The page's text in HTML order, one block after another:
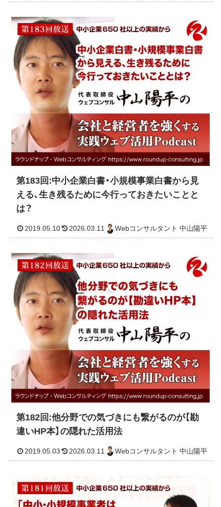
2019.05.21 2026.03.10 Webコンサルタント 中山
第183回:中小企業白書・小規模事業白書から見
える、生き残るために今行っておきたいことと
は？
2019.05.10 Webコンサルタント 中山
第182回:他分野での気づきにも繋がるのが【勘
違いHP本】の隠れた活用法